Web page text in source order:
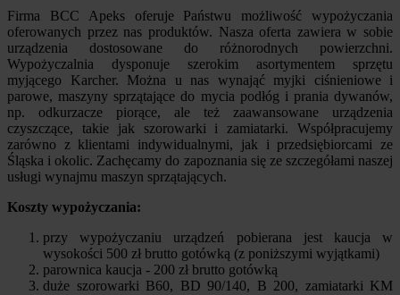
Firma BCC Apeks oferuje Państwu możliwość wypożyczania
oferowanych przez nas produktów. Nasza oferta zawiera w sobie
urządzenia dostosowane do różnorodnych powierzchni.
Wypożyczalnia dysponuje szerokim asortymentem sprzętu
myjącego Karcher. Można u nas wynająć myjki ciśnieniowe i
parowe, maszyny sprzątające do mycia podłóg i prania dywanów,
np. odkurzacze piorące, ale też zaawansowane urządzenia
czyszczące, takie jak szorowarki i zamiatarki. Współpracujemy
zarówno z klientami indywidualnymi, jak i przedsiębiorcami ze
Śląska i okolic. Zachęcamy do zapoznania się ze szczegółami naszej
usługi wynajmu maszyn sprzątających.
Koszty wypożyczania:
przy wypożyczaniu urządzeń pobierana jest kaucja w
wysokości 500 zł brutto gotówką (z poniższymi wyjątkami)
parownica kaucja - 200 zł brutto gotówką
duże szorowarki B60, BD 90/140, B 200, zamiatarki KM